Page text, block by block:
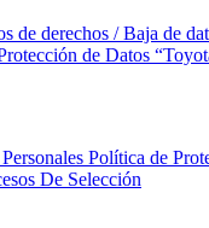
de derechos / Baja de
de Datos
Política de
De Selección